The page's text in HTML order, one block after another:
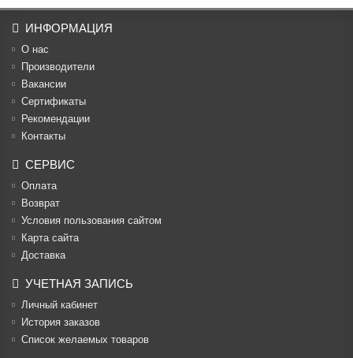
ИНФОРМАЦИЯ
О нас
Производители
Вакансии
Cертификаты
Рекомендации
Контакты
СЕРВИС
Оплата
Возврат
Условия пользования сайтом
Карта сайта
Доставка
УЧЕТНАЯ ЗАПИСЬ
Личный кабинет
История заказов
Список желаемых товаров